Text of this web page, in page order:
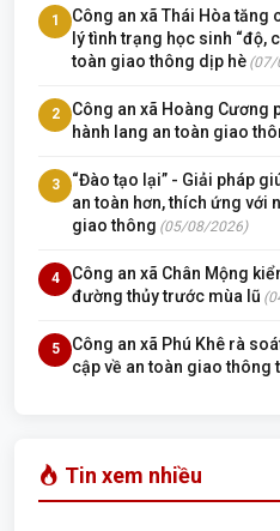
1
Công an xã Thái Hòa tăng
lý tình trạng học sinh “độ,
toàn giao thông dịp hè (07/
2
Công an xã Hoàng Cương
hành lang an toàn giao
3
“Đào tạo lại” - Giải pháp
an toàn hơn, thích ứng với
giao thông (05/08/2026)
4
Công an xã Chân Mộng
đường thủy trước mùa lũ
5
Công an xã Phú Khê rà
cập về an toàn giao thông
Tin xem nhiều